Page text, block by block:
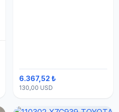
6.367,52 ₺
130,00 USD